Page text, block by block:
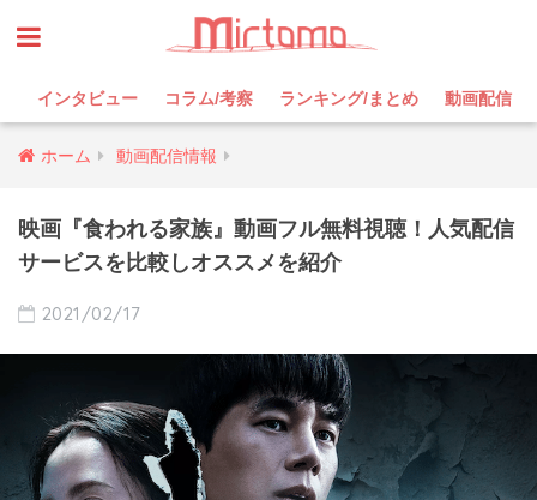
インタビュー コラム/考察 ランキング/まとめ 動画配信
ホーム 動画配信情報
映画『食われる家族』動画フル無料視聴！人気配信
サービスを比較しオススメを紹介
2021/02/17